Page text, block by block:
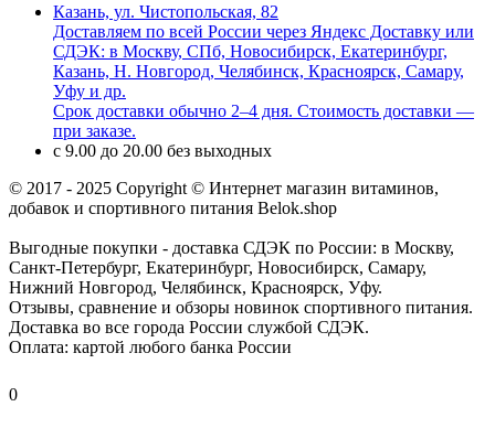
Казань, ул. Чистопольская, 82
Доставляем по всей России через Яндекс Доставку или
СДЭК: в Москву, СПб, Новосибирск, Екатеринбург,
Казань, Н. Новгород, Челябинск, Красноярск, Самару,
Уфу и др.
Срок доставки обычно 2–4 дня. Стоимость доставки —
при заказе.
с 9.00 до 20.00 без выходных
© 2017 - 2025 Copyright © Интернет магазин витаминов,
добавок и спортивного питания Belok.shop
Выгодные покупки - доставка СДЭК по России: в Москву,
Санкт-Петербург, Екатеринбург, Новосибирск, Самару,
Нижний Новгород, Челябинск, Красноярск, Уфу.
Отзывы, сравнение и обзоры новинок спортивного питания.
Доставка во все города России службой СДЭК.
Оплата: картой любого банка России
0